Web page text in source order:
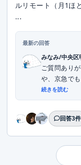
ルリモート（月1ほ
...
最新の回答
みなみ/中央区
ご質問あり
や、京急で
がでし...
続きを読む
回答3件